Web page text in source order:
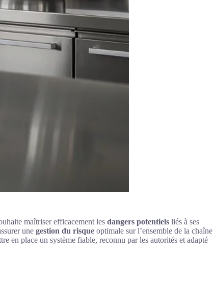
maîtriser efficacement les dangers potentiels liés à ses
une gestion du risque optimale sur l’ensemble de la chaîne
en place un système fiable, reconnu par les autorités et adapté